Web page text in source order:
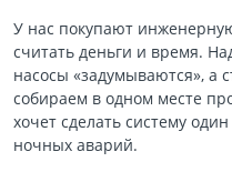
У нас покупают
считать деньги и время.
насосы «задумываются», а
собираем в одном месте
хочет сделать систему
ночных аварий.